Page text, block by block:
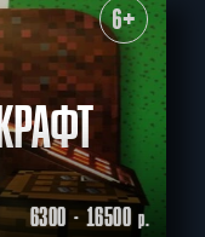
6+
6300 - 16500р.